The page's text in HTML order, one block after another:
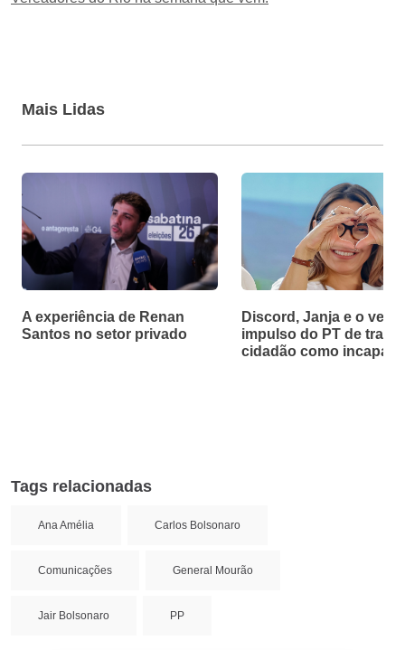
Mais Lidas
A experiência de Renan
Santos no setor privado
Discord, Janja e o velho
impulso do PT de tratar
cidadão como incapaz
Tags relacionadas
Ana Amélia Carlos Bolsonaro
Comunicações General Mourão
Jair Bolsonaro PP